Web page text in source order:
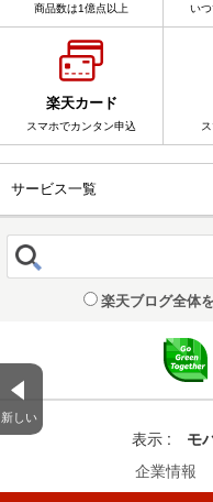
新しい
商品数は1億点以上 い
楽天カード
スマホでカンタン申込
サービス一覧
楽天ブログ全体
表示 : モ
企業情報